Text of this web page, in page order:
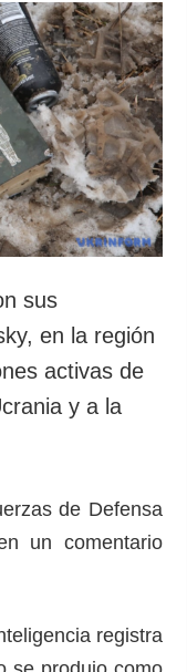
de
y
de
personales
Banco de
sus
en la región
activas de
y a la
de Defensa
un comentario
registra